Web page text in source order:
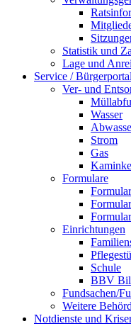
Statistik und
Lage und
Service / Bürgerportal
Ver- und
Wasser
Strom
Gas
Formulare
Einrichtungen
Schule
BBV
Fundsachen/
Weitere
Notdienste und